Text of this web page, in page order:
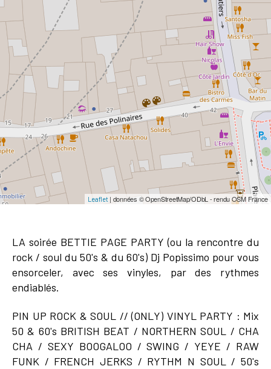
Leaflet| données © OpenStreetMap/ODbL - rendu OSM France
LA soirée BETTIE PAGE PARTY (ou la rencontre du
rock / soul du 50's & du 60's) Dj Popissimo pour vous
ensorceler, avec ses vinyles, par des rythmes
endiablés.
PIN UP ROCK & SOUL // (ONLY) VINYL PARTY : Mix
50 & 60's BRITISH BEAT / NORTHERN SOUL / CHA
CHA / SEXY BOOGALOO / SWING / YEYE / RAW
FUNK / FRENCH JERKS / RYTHM N SOUL / 50's